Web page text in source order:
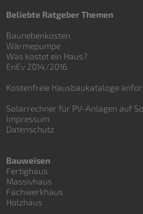
Beliebte Ratgeber Themen
Baunebenkosten
Wärmepumpe
Was kostet ein Haus?
EnEv 2014/2016
Kostenfreie Hausbaukataloge
Solarrechner für PV-Anlagen auf
Impressum
Datenschutz
Bauweisen
Fertighaus
Massivhaus
Fachwerkhaus
Holzhaus